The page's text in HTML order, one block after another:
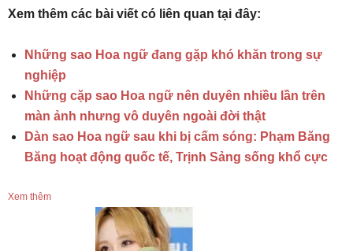
Xem thêm các bài viết có liên quan tại đây:
Những sao Hoa ngữ đang gặp khó khăn trong sự
nghiệp
Những cặp sao Hoa ngữ nên duyên nhiều lần trên
màn ảnh nhưng vô duyên ngoài đời thật
Dàn sao Hoa ngữ sau khi bị cấm sóng: Phạm Băng
Băng hoạt động quốc tế, Trịnh Sảng sống khổ cực
Xem thêm